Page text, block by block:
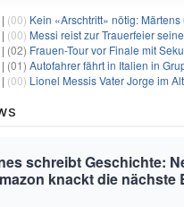
(00) Kein «Arschtritt» nötig: Märtens und
(00) Messi reist zur Trauerfeier seines
(02) Frauen-Tour vor Finale mit
(01) Autofahrer fährt in Italien in
(00) Lionel Messis Vater Jorge im Alter
schreibt Geschichte:
knackt die nächste